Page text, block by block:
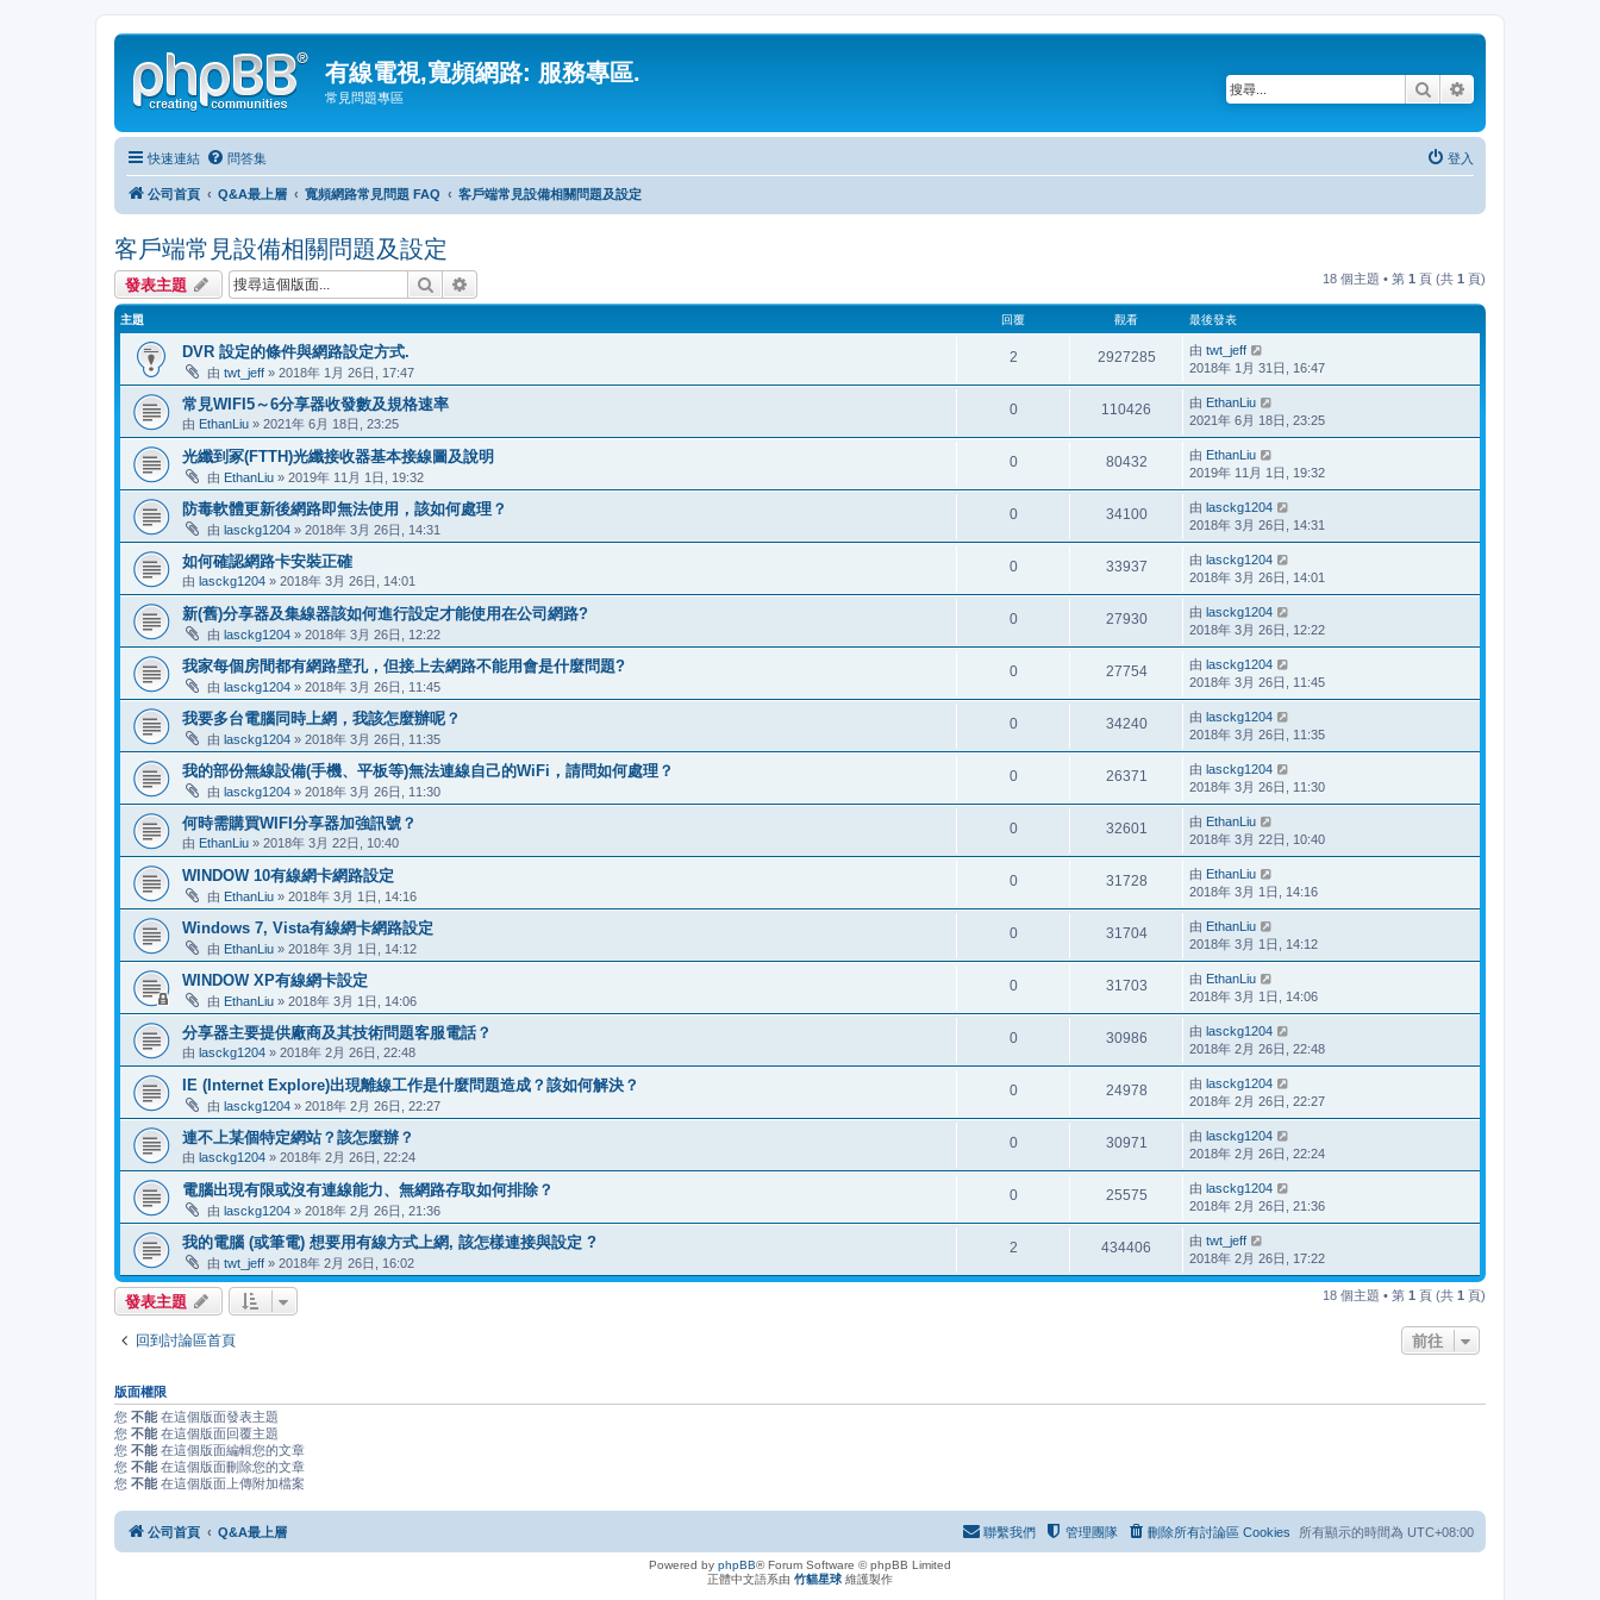
有線電視,寬頻網路: 服務專區.
常見問題專區 搜尋
快速連結 問答集 登入
公司首頁 Q&A最上層 寬頻網路常見問題 FAQ 客戶端常見設備相關問題及設定
客戶端常見設備相關問題及設定
發表主題 搜尋 18 個主題 • 第 1 頁 (共 1 頁)
主題 回覆 觀看 最後發表
DVR 設定的條件與網路設定方式.
由 twt_jeff » 2018年 1月 26日, 17:47
2 2927285 由 twt_jeff
2018年 1月 31日, 16:47
常見WIFI5～6分享器收發數及規格速率
由 EthanLiu » 2021年 6月 18日, 23:25
0 110426 由 EthanLiu
2021年 6月 18日, 23:25
光纖到冢(FTTH)光纖接收器基本接線圖及說明
由 EthanLiu » 2019年 11月 1日, 19:32
0 80432 由 EthanLiu
2019年 11月 1日, 19:32
防毒軟體更新後網路即無法使用，該如何處理？
由 lasckg1204 » 2018年 3月 26日, 14:31
0 34100 由 lasckg1204
2018年 3月 26日, 14:31
如何確認網路卡安裝正確
由 lasckg1204 » 2018年 3月 26日, 14:01
0 33937 由 lasckg1204
2018年 3月 26日, 14:01
新(舊)分享器及集線器該如何進行設定才能使用在公司網路?
由 lasckg1204 » 2018年 3月 26日, 12:22
0 27930 由 lasckg1204
2018年 3月 26日, 12:22
我家每個房間都有網路壁孔，但接上去網路不能用會是什麼問題?
由 lasckg1204 » 2018年 3月 26日, 11:45
0 27754 由 lasckg1204
2018年 3月 26日, 11:45
我要多台電腦同時上網，我該怎麼辦呢？
由 lasckg1204 » 2018年 3月 26日, 11:35
0 34240 由 lasckg1204
2018年 3月 26日, 11:35
我的部份無線設備(手機、平板等)無法連線自己的WiFi，請問如何處理？
由 lasckg1204 » 2018年 3月 26日, 11:30
0 26371 由 lasckg1204
2018年 3月 26日, 11:30
何時需購買WIFI分享器加強訊號？
由 EthanLiu » 2018年 3月 22日, 10:40
0 32601 由 EthanLiu
2018年 3月 22日, 10:40
WINDOW 10有線網卡網路設定
由 EthanLiu » 2018年 3月 1日, 14:16
0 31728 由 EthanLiu
2018年 3月 1日, 14:16
Windows 7, Vista有線網卡網路設定
由 EthanLiu » 2018年 3月 1日, 14:12
0 31704 由 EthanLiu
2018年 3月 1日, 14:12
WINDOW XP有線網卡設定
由 EthanLiu » 2018年 3月 1日, 14:06
0 31703 由 EthanLiu
2018年 3月 1日, 14:06
分享器主要提供廠商及其技術問題客服電話？
由 lasckg1204 » 2018年 2月 26日, 22:48
0 30986 由 lasckg1204
2018年 2月 26日, 22:48
IE (Internet Explore)出現離線工作是什麼問題造成？該如何解決？
由 lasckg1204 » 2018年 2月 26日, 22:27
0 24978 由 lasckg1204
2018年 2月 26日, 22:27
連不上某個特定網站？該怎麼辦？
由 lasckg1204 » 2018年 2月 26日, 22:24
0 30971 由 lasckg1204
2018年 2月 26日, 22:24
電腦出現有限或沒有連線能力、無網路存取如何排除？
由 lasckg1204 » 2018年 2月 26日, 21:36
0 25575 由 lasckg1204
2018年 2月 26日, 21:36
我的電腦 (或筆電) 想要用有線方式上網, 該怎樣連接與設定 ?
由 twt_jeff » 2018年 2月 26日, 16:02
2 434406 由 twt_jeff
2018年 2月 26日, 17:22
發表主題 18 個主題 • 第 1 頁 (共 1 頁)
回到討論區首頁 前往
版面權限
您 不能 在這個版面發表主題
您 不能 在這個版面回覆主題
您 不能 在這個版面編輯您的文章
您 不能 在這個版面刪除您的文章
您 不能 在這個版面上傳附加檔案
公司首頁 Q&A最上層 所有顯示的時間為 UTC+08:00
刪除所有討論區 Cookies
管理團隊
聯繫我們
Powered by phpBB® Forum Software © phpBB Limited
正體中文語系由 竹貓星球 維護製作